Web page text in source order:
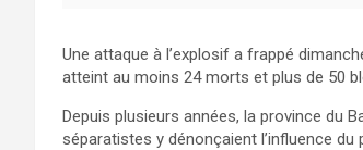
Une attaque à l’explosif a frappé
atteint au moins 24 morts et plus de 50
Depuis plusieurs années, la province du
séparatistes y dénonçaient l’influence